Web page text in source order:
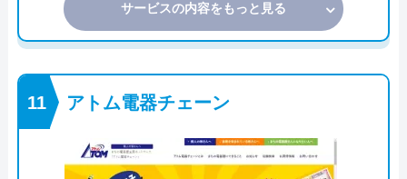
サービスの内容をもっと見る
アトム電器チェーン